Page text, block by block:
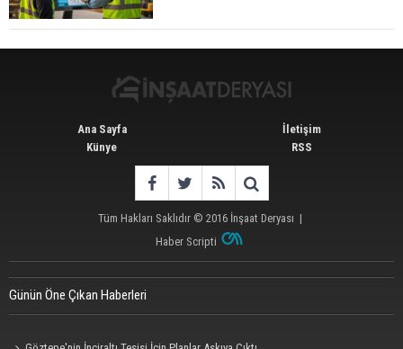
Ana Sayfa
Künye
İletişim
RSS
Tüm Hakları Saklıdır © 2016 İnşaat Deryası |
Haber Scripti
Günün Öne Çıkan Haberleri